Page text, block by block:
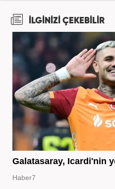
İLGİNİZİ ÇEKEBİLİR
Galatasaray, Icardi'nin
Haber7